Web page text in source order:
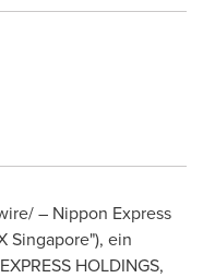
– Nippon Express
Singapore"), ein
HOLDINGS,